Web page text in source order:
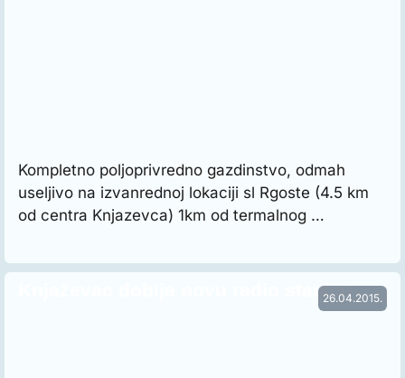
Kompletno poljoprivredno gazdinstvo, odmah
useljivo na izvanrednoj lokaciji sl Rgoste (4.5 km
od centra Knjazevca) 1km od termalnog …
26.04.2015.
Knjaževac dobija novu radio stanicu